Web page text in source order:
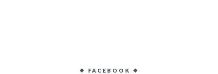
❖ FACEBOOK ❖